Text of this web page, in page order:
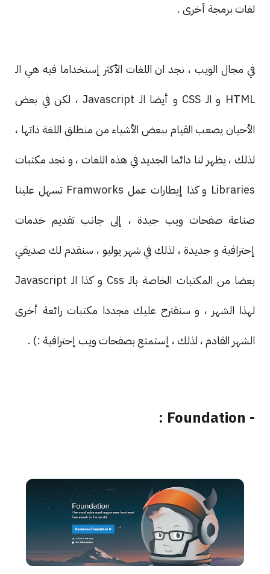
لغات برمجة أخرى .
في مجال الويب ، نجد ان اللغات الأكثر إستخداما فيه هي الـ
HTML و الـ CSS و أيضا الـ Javascript ، لكن في بعض
الأحيان يصعب القيام ببعض الأشياء من منطلق اللغة ذاتها ،
لذلك ، يظهر لنا دائما الجديد في هذه اللغات ، و نجد مكتبات
Libraries و كذا إيطارات عمل Framworks تسهل علينا
صناعة صفحات ويب جيدة ، إلى جانب تقديم خدمات
إحترافية و جديدة ، لذلك في شهر يوليو ، سنقدم لك صديقي
بعضا من المكتبات الخاصة بالـ Css و كذا الـ Javascript
لهذا الشهر ، و سنقترح عليك مجددا مكتبات رائعة أخرى
الشهر القادم ، لذلك ، إستمتع بصفحات ويب إحترافية :) .
- Foundation :